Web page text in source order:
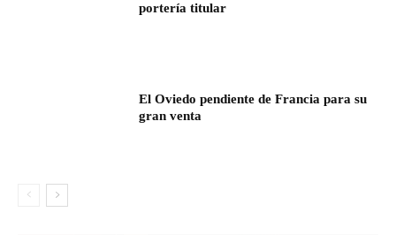
portería titular
El Oviedo pendiente de Francia para su
gran venta